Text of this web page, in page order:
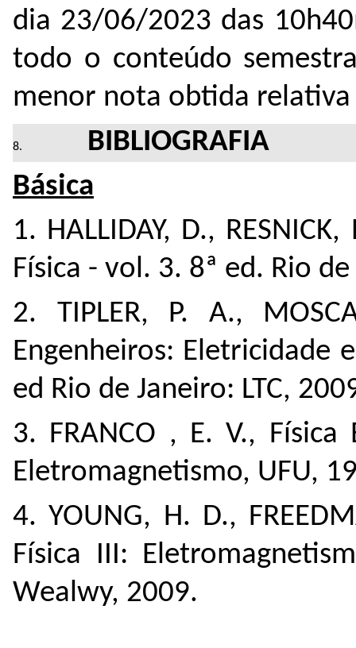
dia 23/06/2023 das
todo o conteúdo
menor nota obtida relativa
BIBLIOGRAFIA
Básica
1. HALLIDAY, D.,
Física - vol. 3. 8ª ed. Rio
2. TIPLER, P. A.,
Engenheiros: Eletricidade
ed Rio de Janeiro: LTC,
3. FRANCO , E. V.,
Eletromagnetismo, UFU,
4. YOUNG, H. D.,
Física III:
Wealwy, 2009.